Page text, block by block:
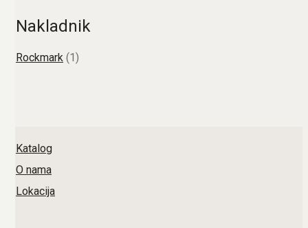
Nakladnik
Rockmark (1)
Katalog
O nama
Lokacija